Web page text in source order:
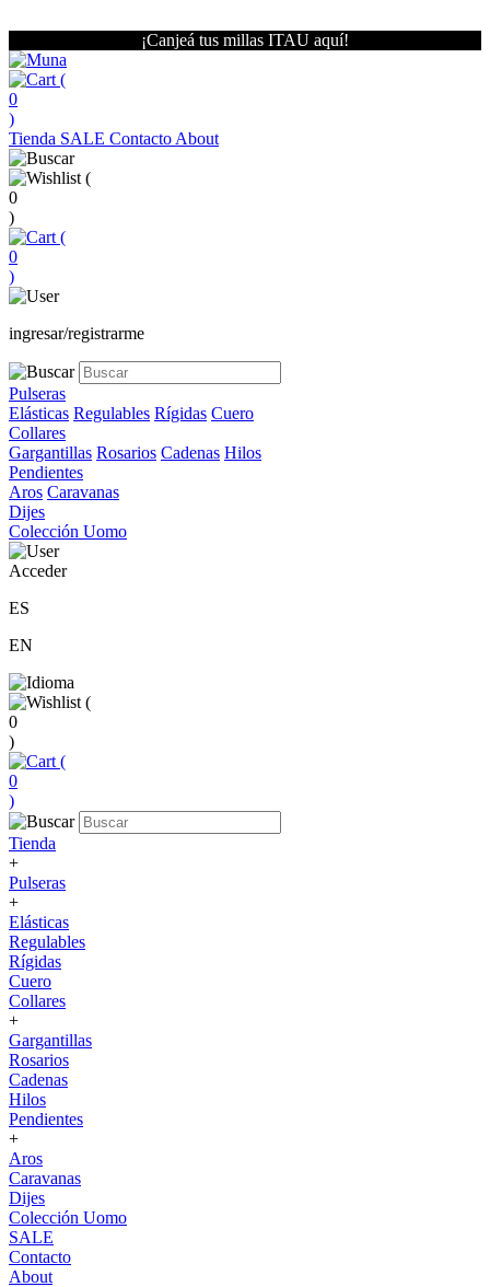
¡Canjeá tus millas ITAU aquí!
(
0
)
Tienda SALE Contacto About
(
0
)
(
0
)
ingresar/registrarme
Pulseras
Elásticas Regulables Rígidas Cuero
Collares
Gargantillas Rosarios Cadenas Hilos
Pendientes
Aros Caravanas
Dijes
Colección Uomo
Acceder
ES
EN
(
0
)
(
0
)
Tienda
+
Pulseras
+
Elásticas
Regulables
Rígidas
Cuero
Collares
+
Gargantillas
Rosarios
Cadenas
Hilos
Pendientes
+
Aros
Caravanas
Dijes
Colección Uomo
SALE
Contacto
About